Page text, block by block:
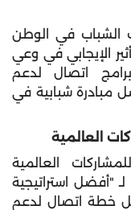
الشباب في الوطن
الإيجابي في وعي
اتصال لدعم
مبادرة شبابية في
العالمية
العالمية
لـ "أفضل استراتيجية
خطة اتصال لدعم